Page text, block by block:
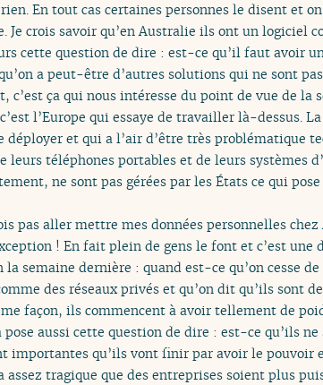
rien. En tout cas certaines personnes le disent et
Je crois savoir qu’en Australie ils ont un logiciel
cette question de dire : est-ce qu’il faut avoir
a peut-être d’autres solutions qui ne sont
c’est ça qui nous intéresse du point de vue de
l’Europe qui essaye de travailler là-dessus.
déployer et qui a l’air d’être très problématique
leurs téléphones portables et de leurs systèmes
ne sont pas gérées par les États ce qui
pas aller mettre mes données personnelles
! En fait plein de gens le font et c’est
semaine dernière : quand est-ce qu’on cesse
des réseaux privés et qu’on dit qu’ils sont
façon, ils commencent à avoir tellement de
pose aussi cette question de dire : est-ce qu’ils
importantes qu’ils vont finir par avoir le pouvoir
assez tragique que des entreprises soient plus